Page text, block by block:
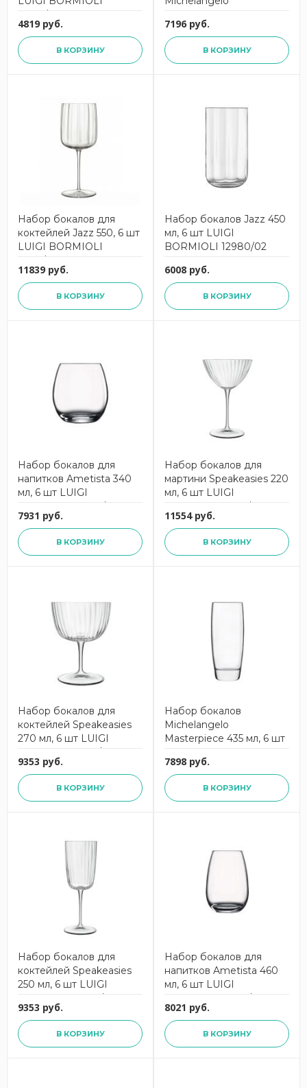
12767/02
4819 руб.
В КОРЗИНУ
LUIGI BORMIOLI 10236
7196 руб.
В КОРЗИНУ
Набор бокалов для
коктейлей Jazz 550, 6 шт
LUIGI BORMIOLI
13556/02
11839 руб.
В КОРЗИНУ
Набор бокалов Jazz 450
мл, 6 шт LUIGI
BORMIOLI 12980/02
6008 руб.
В КОРЗИНУ
Набор бокалов для
напитков Ametista 340
мл, 6 шт LUIGI
BORMIOLI 10186/07
7931 руб.
В КОРЗИНУ
Набор бокалов для
мартини Speakeasies 220
мл, 6 шт LUIGI
BORMIOLI 13168/01
11554 руб.
В КОРЗИНУ
Набор бокалов для
коктейлей Speakeasies
270 мл, 6 шт LUIGI
BORMIOLI 13161/01
9353 руб.
В КОРЗИНУ
Набор бокалов
Michelangelo
Masterpiece 435 мл, 6 шт
7898 руб.
В КОРЗИНУ
Набор бокалов для
коктейлей Speakeasies
250 мл, 6 шт LUIGI
BORMIOLI 13176/01
9353 руб.
В КОРЗИНУ
Набор бокалов для
напитков Ametista 460
мл, 6 шт LUIGI
BORMIOLI 10185/07
8021 руб.
В КОРЗИНУ